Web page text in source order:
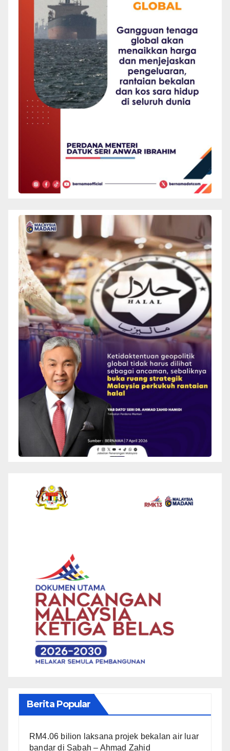
Berita Popular
RM4.06 bilion laksana projek bekalan air luar
bandar di Sabah – Ahmad Zahid